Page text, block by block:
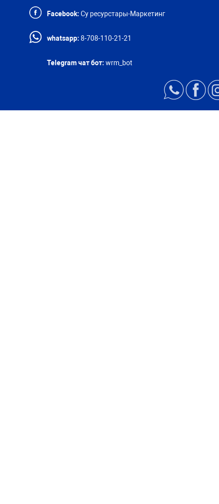
Facebook: Су ресурстары-Маркетинг
whatsapp: 8-708-110-21-21
Telegram чат бот: wrm_bot